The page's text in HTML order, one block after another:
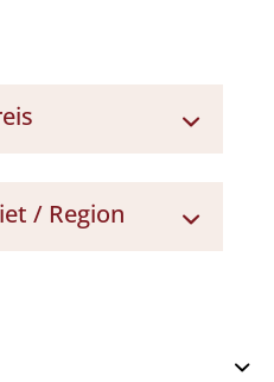
/ Region